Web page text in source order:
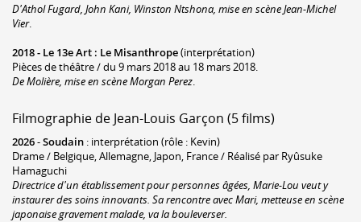
D'Athol Fugard, John Kani, Winston Ntshona, mise en scène Jean-Michel
Vier.
2018 - Le 13e Art : Le Misanthrope(interprétation)
Pièces de théâtre / du 9 mars 2018 au 18 mars 2018.
De Molière, mise en scène Morgan Perez.
Filmographie de Jean-Louis Garçon (5 films)
2026-Soudain : interprétation (rôle : Kevin)
Drame / Belgique, Allemagne, Japon, France / Réalisé par Ryûsuke
Hamaguchi
Directrice d'un établissement pour personnes âgées, Marie-Lou veut y
instaurer des soins innovants. Sa rencontre avec Mari, metteuse en scène
japonaise gravement malade, va la bouleverser.